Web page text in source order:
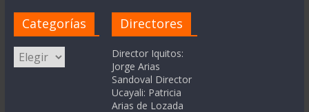
Categorías
Categorías
Directores
Director Iquitos:
Jorge Arias
Sandoval Director
Ucayali: Patricia
Arias de Lozada